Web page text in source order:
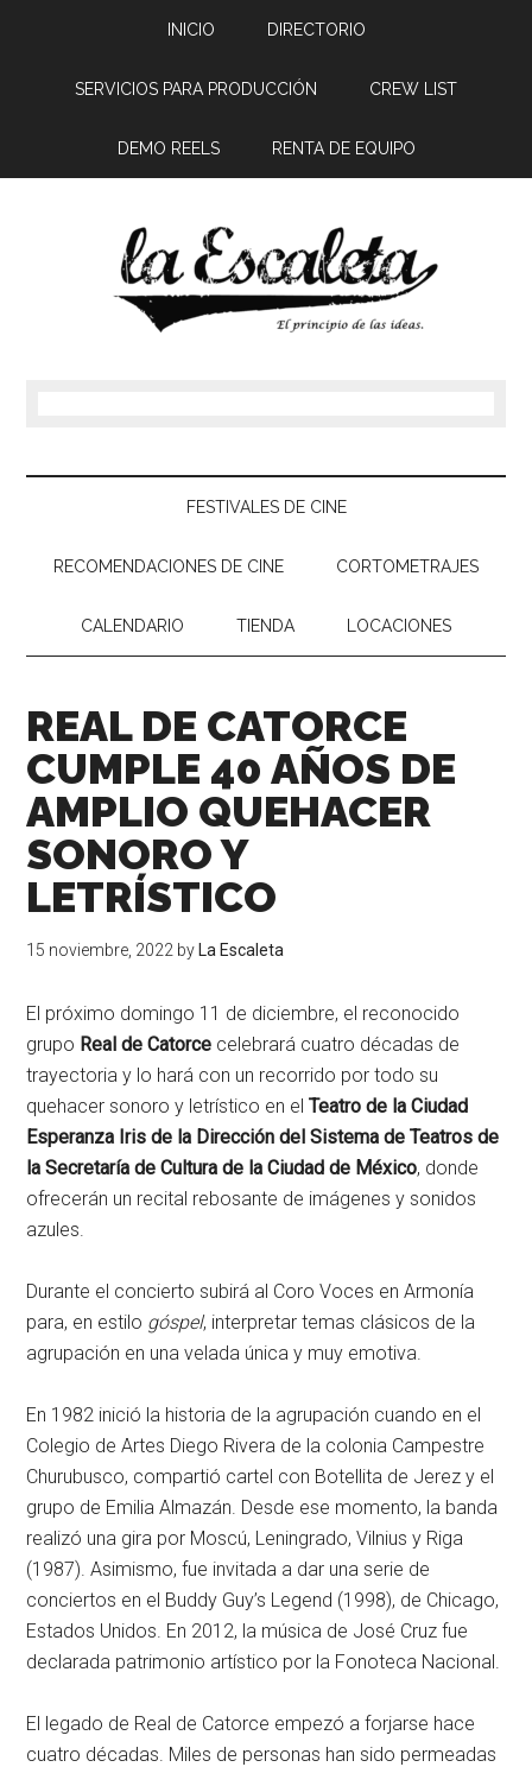
INICIO DIRECTORIO
SERVICIOS PARA PRODUCCIÓN CREW LIST
DEMO REELS RENTA DE EQUIPO
FESTIVALES DE CINE
RECOMENDACIONES DE CINE CORTOMETRAJES
CALENDARIO TIENDA LOCACIONES
REAL DE CATORCE
CUMPLE 40 AÑOS DE
AMPLIO QUEHACER
SONORO Y
LETRÍSTICO
15 noviembre, 2022 by La Escaleta
El próximo domingo 11 de diciembre, el reconocido
grupo Real de Catorce celebrará cuatro décadas de
trayectoria y lo hará con un recorrido por todo su
quehacer sonoro y letrístico en elTeatro de la Ciudad
Esperanza Iris de la Dirección del Sistema de Teatros de
la Secretaría de Cultura de la Ciudad de México, donde
ofrecerán un recital rebosante de imágenes y sonidos
azules.
Durante el concierto subirá al Coro Voces en Armonía
para, en estilo góspel, interpretar temas clásicos de la
agrupación en una velada única y muy emotiva.
En 1982 inició la historia de la agrupación cuando en el
Colegio de Artes Diego Rivera de la colonia Campestre
Churubusco, compartió cartel con Botellita de Jerez y el
grupo de Emilia Almazán. Desde ese momento, la banda
realizó una gira por Moscú, Leningrado, Vilnius y Riga
(1987). Asimismo, fue invitada a dar una serie de
conciertos en el Buddy Guy’s Legend (1998), de Chicago,
Estados Unidos. En 2012, la música de José Cruz fue
declarada patrimonio artístico por la Fonoteca Nacional.
El legado de Real de Catorce empezó a forjarse hace
cuatro décadas. Miles de personas han sido permeadas